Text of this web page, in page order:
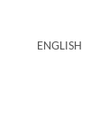
ENGLISH